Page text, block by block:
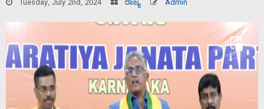
Tuesday, July 2nd, 2024 ರಾಜ್ಯ Admin